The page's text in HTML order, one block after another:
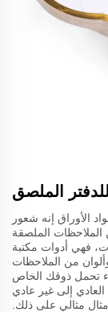
الملصق
الأوراق إنه شعور
الملصقة
فهي أدوات مكتبة
من الملاحظات
تحمل ذوقك الخاص
إلى غير عادي
مثالي على ذلك.